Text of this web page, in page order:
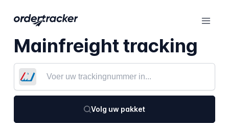
Mainfreight tracking
Volg uw pakket